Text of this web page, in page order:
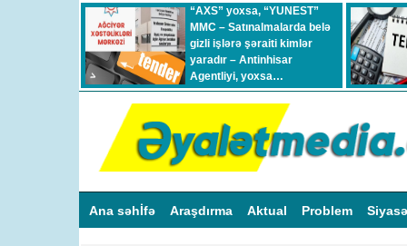
“AXS” yoxsa, “YUNEST”
MMC – Satınalmalarda belə
gizli işlərə şəraiti kimlər
yaradır – Antinhisar
Agentliyi, yoxsa…
Ana səhİfə Araşdırma Aktual Problem